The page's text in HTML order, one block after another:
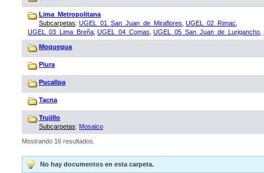
Lima_Metropolitana
Subcarpetas: UGEL_01_San_Juan_de_Miraflores UGEL_02_Rimac
UGEL_03_Lima_Breña UGEL_04_Comas UGEL_05_San_Juan_de_Lurigancho
Moquegua
Piura
Pucallpa
Tacna
Trujillo
Subcarpetas: Mosaico
Mostrando 16 resultados.
No hay documentos en esta carpeta.